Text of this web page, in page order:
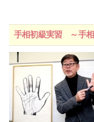
手相初級実習 ～手相